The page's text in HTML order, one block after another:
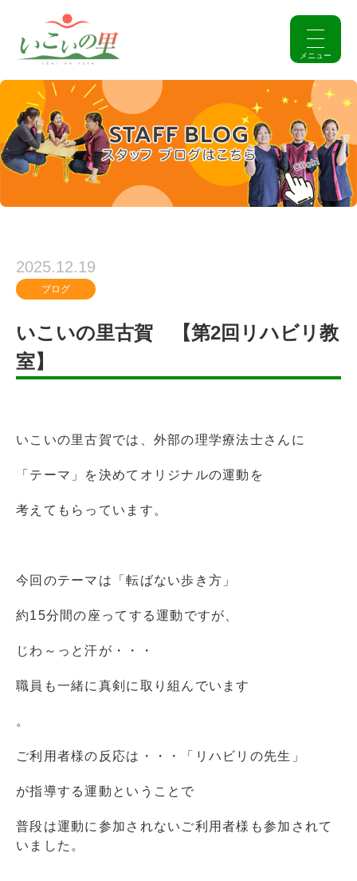
2025.12.19
ブログ
いこいの里古賀 【第2回リハビリ教
室】
いこいの里古賀では、外部の理学療法士さんに
「テーマ」を決めてオリジナルの運動を
考えてもらっています。
今回のテーマは「転ばない歩き方」
約15分間の座ってする運動ですが、
じわ～っと汗が・・・
職員も一緒に真剣に取り組んでいます
。
ご利用者様の反応は・・・「リハビリの先生」
が指導する運動ということで
普段は運動に参加されないご利用者様も参加されて
いました。